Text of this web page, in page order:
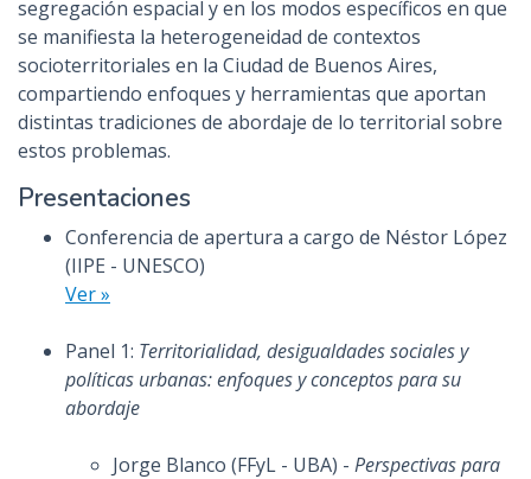
segregación espacial y en los modos específicos en que
se manifiesta la heterogeneidad de contextos
socioterritoriales en la Ciudad de Buenos Aires,
compartiendo enfoques y herramientas que aportan
distintas tradiciones de abordaje de lo territorial sobre
estos problemas.
Presentaciones
Conferencia de apertura a cargo de Néstor López
(IIPE - UNESCO)
Ver »
Panel 1: Territorialidad, desigualdades sociales y
políticas urbanas: enfoques y conceptos para su
abordaje
Jorge Blanco (FFyL - UBA) - Perspectivas para